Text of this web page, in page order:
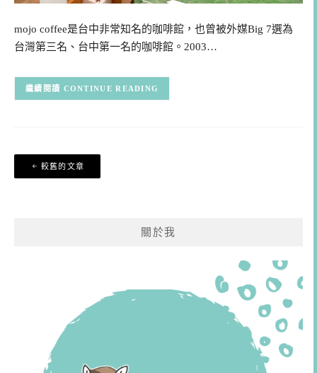
mojo coffee是台中非常知名的咖啡館，也曾被外媒Big 7選為
台灣第三名、台中第一名的咖啡館。2003…
CONTINUE READING
文
章
較舊的文章
關於我